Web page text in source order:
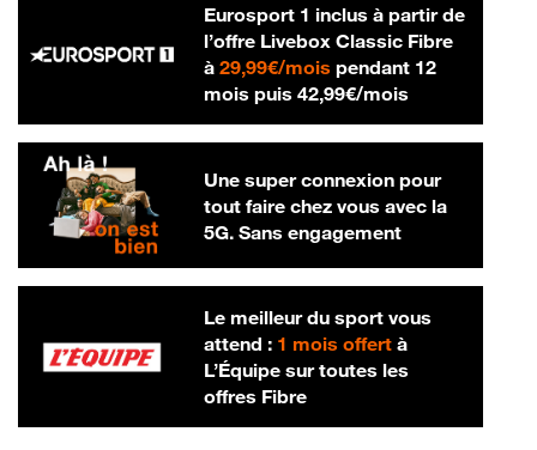
Eurosport 1 inclus à partir de
l’offre Livebox Classic Fibre
à 29,99€/mois29,99 € par mois
pendant 12
mois puis 42,99€/mois42,99 € par
Une super connexion pour
tout faire chez vous avec la
5G. Sans engagement
Le meilleur du sport vous
attend : 1 mois offertà
L’Équipe sur toutes les
offres Fibre